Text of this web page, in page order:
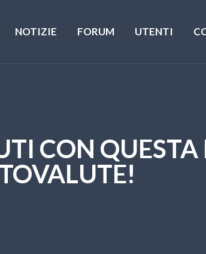
NOTIZIE FORUM UTENTI
CON